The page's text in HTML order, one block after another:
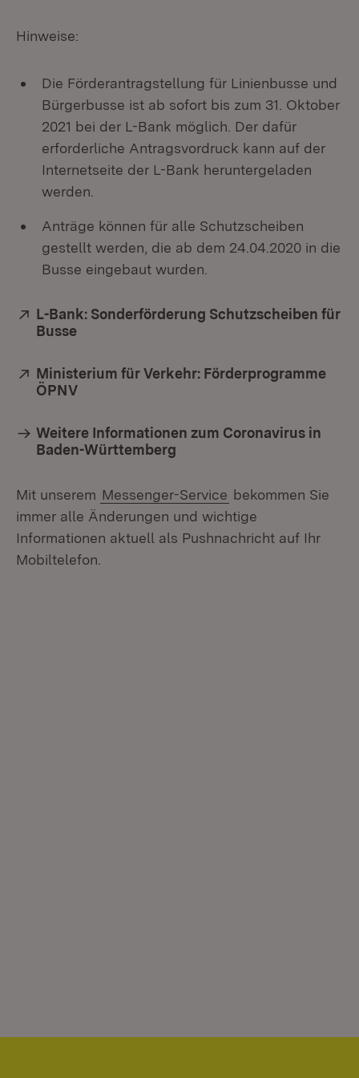
Hinweise:
Die Förderantragstellung für Linienbusse und
Bürgerbusse ist ab sofort bis zum 31. Oktober
2021 bei der L-Bank möglich. Der dafür
erforderliche Antragsvordruck kann auf der
Internetseite der L-Bank heruntergeladen
werden.
Anträge können für alle Schutzscheiben
gestellt werden, die ab dem 24.04.2020 in die
Busse eingebaut wurden.
Extern:
L-Bank: Sonderförderung Schutzscheiben für
Busse
Extern:
Ministerium für Verkehr: Förderprogramme
ÖPNV
Weitere Informationen zum Coronavirus in
Baden-Württemberg
Mit unserem Messenger-Service bekommen Sie
immer alle Änderungen und wichtige
Informationen aktuell als Pushnachricht auf Ihr
Mobiltelefon.